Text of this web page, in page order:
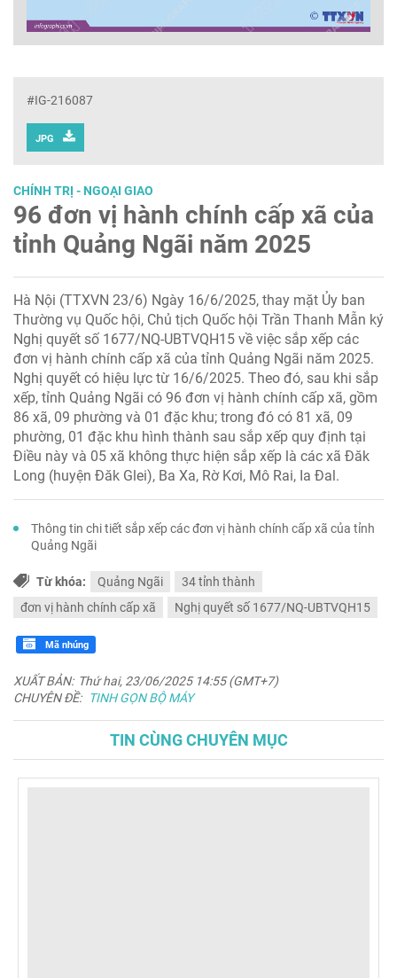
#IG-216087
JPG
CHÍNH TRỊ - NGOẠI GIAO
96 đơn vị hành chính cấp xã của
tỉnh Quảng Ngãi năm 2025
Hà Nội (TTXVN 23/6) Ngày 16/6/2025, thay mặt Ủy ban
Thường vụ Quốc hội, Chủ tịch Quốc hội Trần Thanh Mẫn ký
Nghị quyết số 1677/NQ-UBTVQH15 về việc sắp xếp các
đơn vị hành chính cấp xã của tỉnh Quảng Ngãi năm 2025.
Nghị quyết có hiệu lực từ 16/6/2025. Theo đó, sau khi sắp
xếp, tỉnh Quảng Ngãi có 96 đơn vị hành chính cấp xã, gồm
86 xã, 09 phường và 01 đặc khu; trong đó có 81 xã, 09
phường, 01 đặc khu hình thành sau sắp xếp quy định tại
Điều này và 05 xã không thực hiện sắp xếp là các xã Đăk
Long (huyện Đăk Glei), Ba Xa, Rờ Kơi, Mô Rai, Ia Đal.
Thông tin chi tiết sắp xếp các đơn vị hành chính cấp xã của tỉnh
Quảng Ngãi
Từ khóa: Quảng Ngãi
34 tỉnh thành
đơn vị hành chính cấp xã
Nghị quyết số 1677/NQ-UBTVQH15
Mã nhúng
XUẤT BẢN: Thứ hai, 23/06/2025 14:55 (GMT+7)
CHUYÊN ĐỀ:
TINH GỌN BỘ MÁY
TIN CÙNG CHUYÊN MỤC